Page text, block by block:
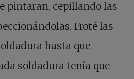
pintaran, cepillando las
Froté las
hasta que
soldadura tenía que